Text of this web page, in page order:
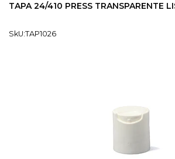
TAPA 24/410 PRESS TRANSPARENTE
SkU:TAP1026